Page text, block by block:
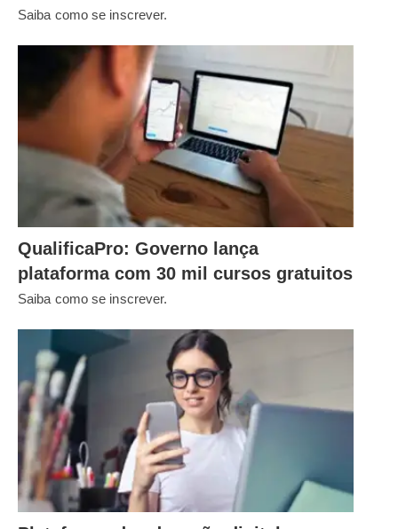
Saiba como se inscrever.
QualificaPro: Governo lança
plataforma com 30 mil cursos gratuitos
Saiba como se inscrever.